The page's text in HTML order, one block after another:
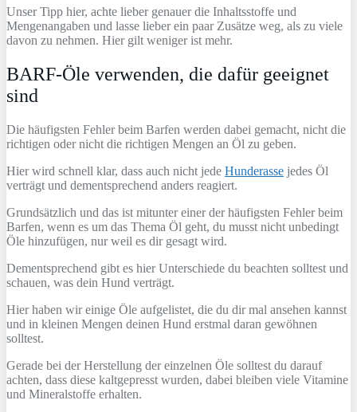
Unser Tipp hier, achte lieber genauer die Inhaltsstoffe und
Mengenangaben und lasse lieber ein paar Zusätze weg, als zu viele
davon zu nehmen. Hier gilt weniger ist mehr.
BARF-Öle verwenden, die dafür geeignet
sind
Die häufigsten Fehler beim Barfen werden dabei gemacht, nicht die
richtigen oder nicht die richtigen Mengen an Öl zu geben.
Hier wird schnell klar, dass auch nicht jede Hunderasse jedes Öl
verträgt und dementsprechend anders reagiert.
Grundsätzlich und das ist mitunter einer der häufigsten Fehler beim
Barfen, wenn es um das Thema Öl geht, du musst nicht unbedingt
Öle hinzufügen, nur weil es dir gesagt wird.
Dementsprechend gibt es hier Unterschiede du beachten solltest und
schauen, was dein Hund verträgt.
Hier haben wir einige Öle aufgelistet, die du dir mal ansehen kannst
und in kleinen Mengen deinen Hund erstmal daran gewöhnen
solltest.
Gerade bei der Herstellung der einzelnen Öle solltest du darauf
achten, dass diese kaltgepresst wurden, dabei bleiben viele Vitamine
und Mineralstoffe erhalten.